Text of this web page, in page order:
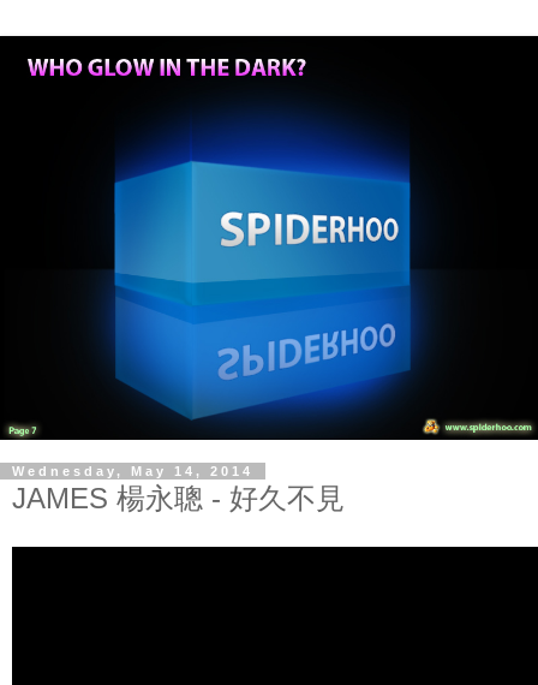
Wednesday, May 14, 2014
JAMES 楊永聰 - 好久不見